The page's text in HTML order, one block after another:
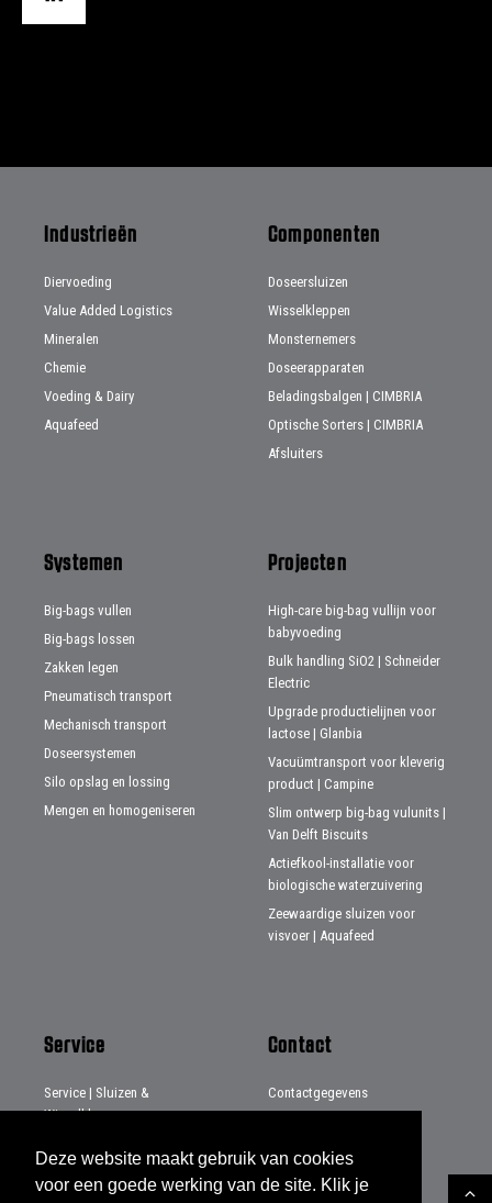
Deze website maakt gebruik van cookies
voor een goede werking van de site. Klik je
Industrieën
Diervoeding
Value Added Logistics
Mineralen
Chemie
Voeding & Dairy
Aquafeed
Componenten
Doseersluizen
Wisselkleppen
Monsternemers
Doseerapparaten
Beladingsbalgen | CIMBRIA
Optische Sorters | CIMBRIA
Afsluiters
Systemen
Big-bags vullen
Big-bags lossen
Zakken legen
Pneumatisch transport
Mechanisch transport
Doseersystemen
Silo opslag en lossing
Mengen en homogeniseren
Projecten
High-care big-bag vullijn voor
babyvoeding
Bulk handling SiO2 | Schneider
Electric
Upgrade productielijnen voor
lactose | Glanbia
Vacuümtransport voor kleverig
product | Campine
Slim ontwerp big-bag vulunits |
Van Delft Biscuits
Actiefkool-installatie voor
biologische waterzuivering
Zeewaardige sluizen voor
visvoer | Aquafeed
Service
Service | Sluizen &
Wisselkleppen
Contact
Contactgegevens